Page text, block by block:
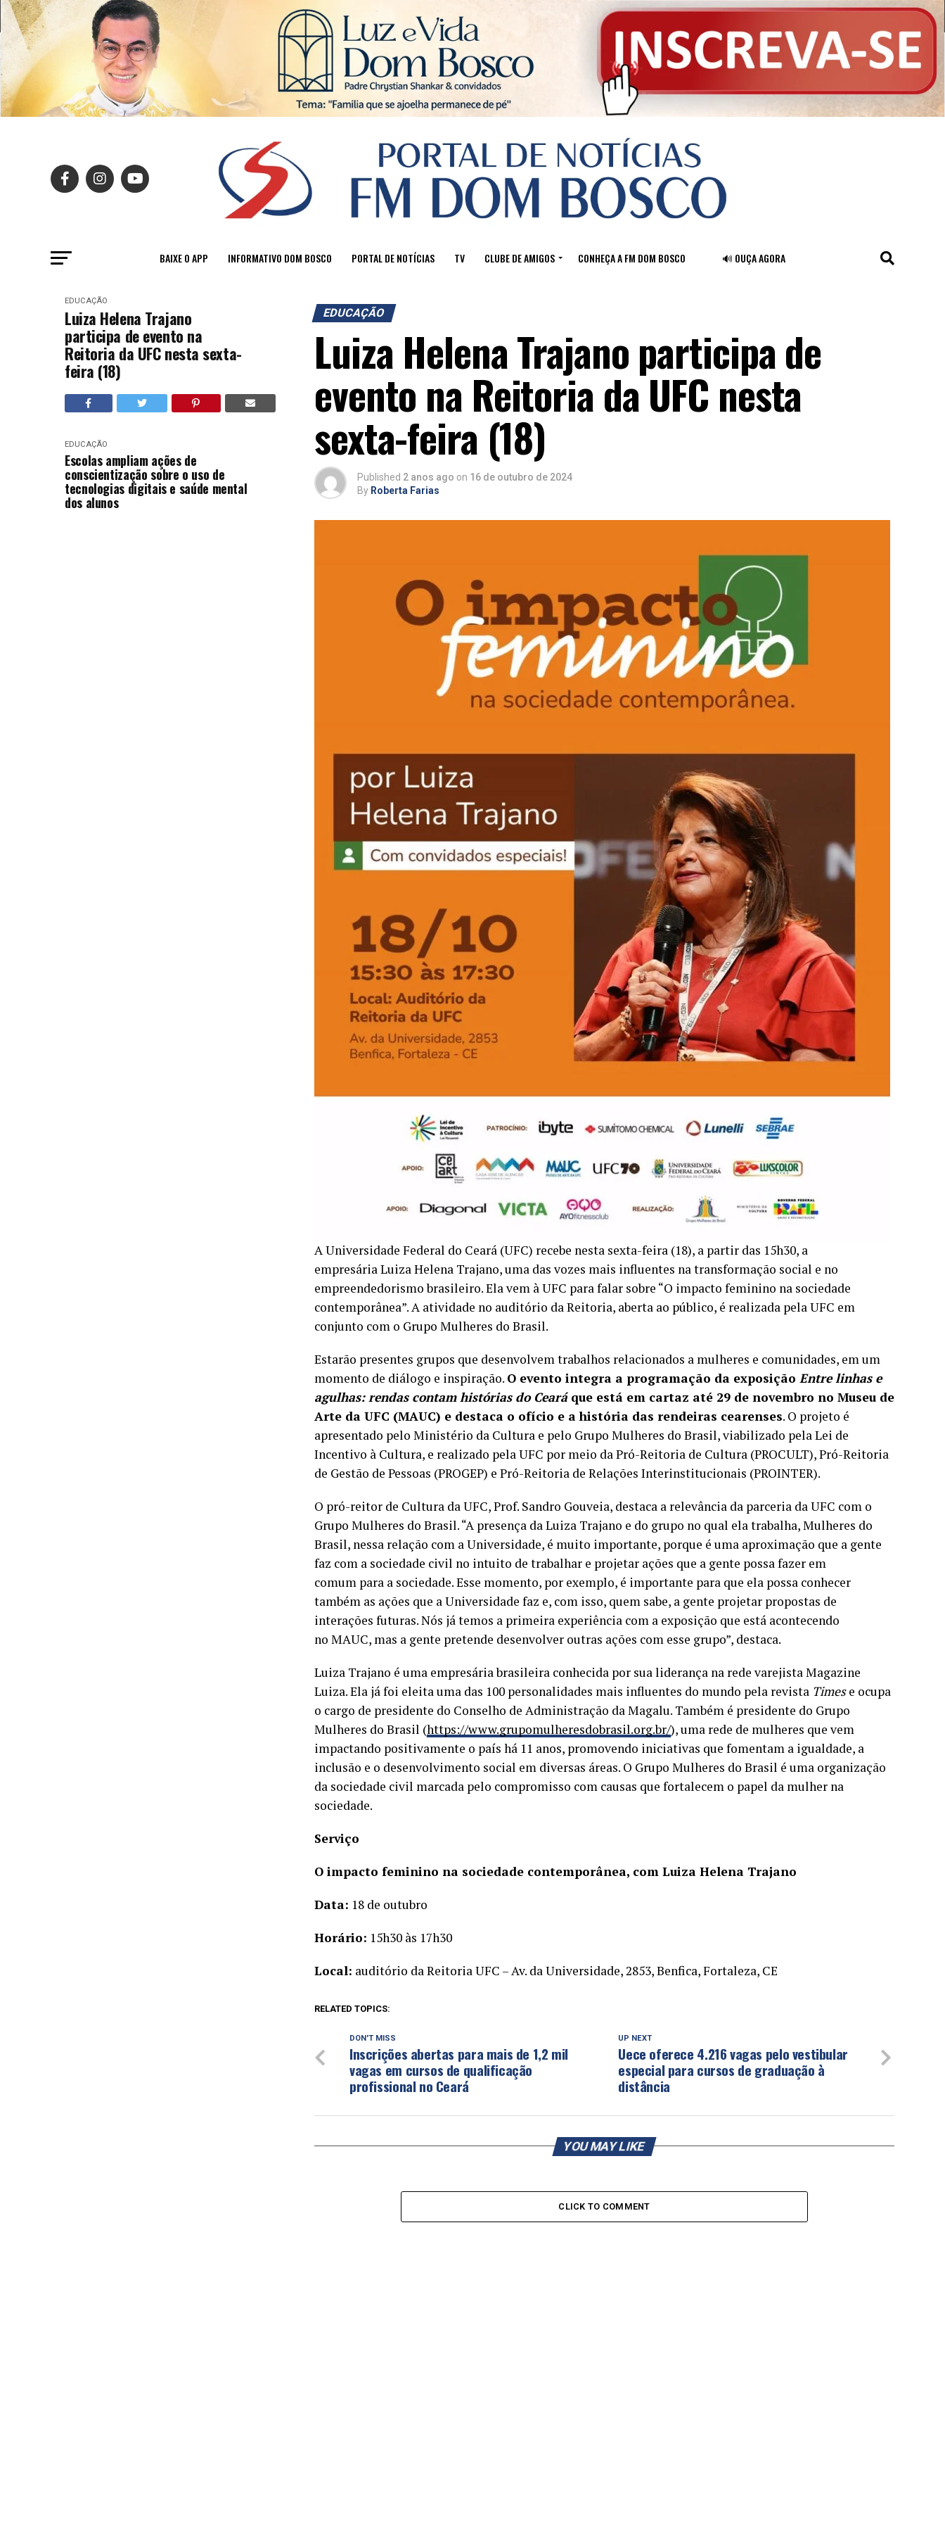
BAIXE O APP INFORMATIVO DOM BOSCO PORTAL DE NOTÍCIAS TV CLUBE DE AMIGOS CONHEÇA A FM DOM BOSCO 🔊 OUÇA AGORA
EDUCAÇÃO
Luiza Helena Trajano
participa de evento na
Reitoria da UFC nesta sexta-
feira (18)
EDUCAÇÃO
Escolas ampliam ações de
conscientização sobre o uso de
tecnologias digitais e saúde mental
dos alunos
EDUCAÇÃO
Luiza Helena Trajano participa de
evento na Reitoria da UFC nesta
sexta-feira (18)
Published 2 anos ago on 16 de outubro de 2024
By Roberta Farias
A Universidade Federal do Ceará (UFC) recebe nesta sexta-feira (18), a partir das 15h30, a
empresária Luiza Helena Trajano, uma das vozes mais influentes na transformação social e no
empreendedorismo brasileiro. Ela vem à UFC para falar sobre “O impacto feminino na sociedade
contemporânea”. A atividade no auditório da Reitoria, aberta ao público, é realizada pela UFC em
conjunto com o Grupo Mulheres do Brasil.
Estarão presentes grupos que desenvolvem trabalhos relacionados a mulheres e comunidades, em um
momento de diálogo e inspiração. O evento integra a programação da exposição Entre linhas e
agulhas: rendas contam histórias do Cearáque está em cartaz até 29 de novembro no Museu de
Arte da UFC (MAUC) e destaca o ofício e a história das rendeiras cearenses. O projeto é
apresentado pelo Ministério da Cultura e pelo Grupo Mulheres do Brasil, viabilizado pela Lei de
Incentivo à Cultura, e realizado pela UFC por meio da Pró-Reitoria de Cultura (PROCULT), Pró-Reitoria
de Gestão de Pessoas (PROGEP) e Pró-Reitoria de Relações Interinstitucionais (PROINTER).
O pró-reitor de Cultura da UFC, Prof. Sandro Gouveia, destaca a relevância da parceria da UFC com o
Grupo Mulheres do Brasil. “A presença da Luiza Trajano e do grupo no qual ela trabalha, Mulheres do
Brasil, nessa relação com a Universidade, é muito importante, porque é uma aproximação que a gente
faz com a sociedade civil no intuito de trabalhar e projetar ações que a gente possa fazer em
comum para a sociedade. Esse momento, por exemplo, é importante para que ela possa conhecer
também as ações que a Universidade faz e, com isso, quem sabe, a gente projetar propostas de
interações futuras. Nós já temos a primeira experiência com a exposição que está acontecendo
no MAUC, mas a gente pretende desenvolver outras ações com esse grupo”, destaca.
Luiza Trajano é uma empresária brasileira conhecida por sua liderança na rede varejista Magazine
Luiza. Ela já foi eleita uma das 100 personalidades mais influentes do mundo pela revista Timese ocupa
o cargo de presidente do Conselho de Administração da Magalu. Também é presidente do Grupo
Mulheres do Brasil (https://www.grupomulheresdobrasil.org.br/), uma rede de mulheres que vem
impactando positivamente o país há 11 anos, promovendo iniciativas que fomentam a igualdade, a
inclusão e o desenvolvimento social em diversas áreas. O Grupo Mulheres do Brasil é uma organização
da sociedade civil marcada pelo compromisso com causas que fortalecem o papel da mulher na
sociedade.
Serviço
O impacto feminino na sociedade contemporânea, com Luiza Helena Trajano
Data: 18 de outubro
Horário: 15h30 às 17h30
Local: auditório da Reitoria UFC – Av. da Universidade, 2853, Benfica, Fortaleza, CE
RELATED TOPICS:
UP NEXT
Uece oferece 4.216 vagas pelo vestibular
especial para cursos de graduação à
distância
DON'T MISS
Inscrições abertas para mais de 1,2 mil
vagas em cursos de qualificação
profissional no Ceará
YOU MAY LIKE
CLICK TO COMMENT
Sair da versão mobile